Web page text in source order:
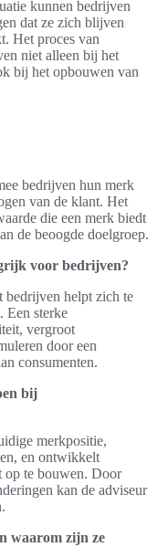
kunnen bedrijven
dat ze zich blijven
Het proces van
niet alleen bij het
bij het opbouwen van
bedrijven hun merk
van de klant. Het
die een merk biedt
de beoogde doelgroep.
voor bedrijven?
bedrijven helpt zich te
Een sterke
vergroot
door een
consumenten.
bij
merkpositie,
en ontwikkelt
op te bouwen. Door
kan de adviseur
waarom zijn ze